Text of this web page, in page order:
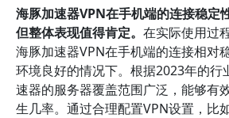
海豚加速器VPN在手机端的连接稳定
但整体表现值得肯定。 在实际使用过
海豚加速器VPN在手机端的连接相对
环境良好的情况下。根据2023年的行
速器的服务器覆盖范围广泛，能够有
生几率。通过合理配置VPN设置，比